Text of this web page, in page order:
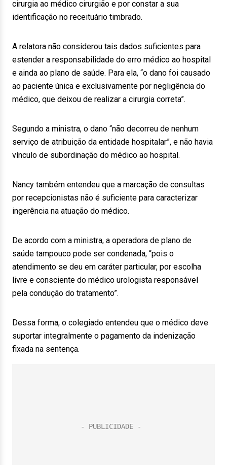
cirurgia ao médico cirurgião e por constar a sua
identificação no receituário timbrado.
A relatora não considerou tais dados suficientes para
estender a responsabilidade do erro médico ao hospital
e ainda ao plano de saúde. Para ela, “o dano foi causado
ao paciente única e exclusivamente por negligência do
médico, que deixou de realizar a cirurgia correta”.
Segundo a ministra, o dano “não decorreu de nenhum
serviço de atribuição da entidade hospitalar”, e não havia
vínculo de subordinação do médico ao hospital.
Nancy também entendeu que a marcação de consultas
por recepcionistas não é suficiente para caracterizar
ingerência na atuação do médico.
De acordo com a ministra, a operadora de plano de
saúde tampouco pode ser condenada, “pois o
atendimento se deu em caráter particular, por escolha
livre e consciente do médico urologista responsável
pela condução do tratamento”.
Dessa forma, o colegiado entendeu que o médico deve
suportar integralmente o pagamento da indenização
fixada na sentença.